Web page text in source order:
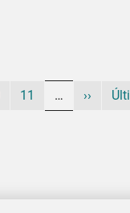
Página
11 … ››